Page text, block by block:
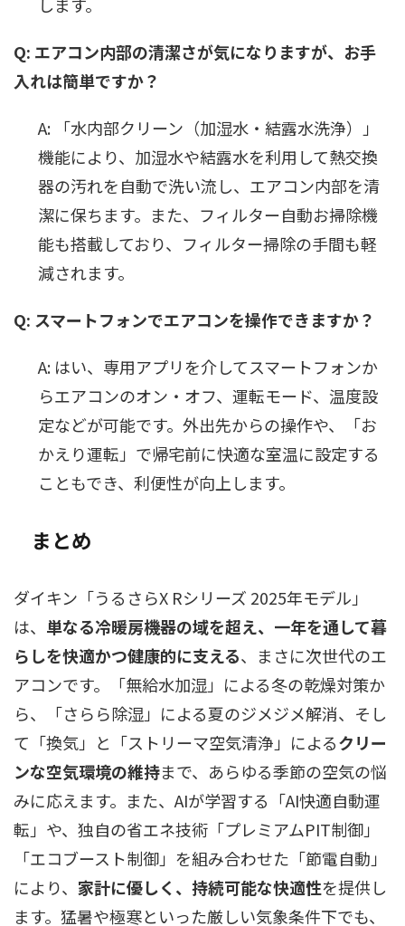
します。
Q: エアコン内部の清潔さが気になりますが、お手
入れは簡単ですか？
A: 「水内部クリーン（加湿水・結露水洗浄）」
機能により、加湿水や結露水を利用して熱交換
器の汚れを自動で洗い流し、エアコン内部を清
潔に保ちます。また、フィルター自動お掃除機
能も搭載しており、フィルター掃除の手間も軽
減されます。
Q: スマートフォンでエアコンを操作できますか？
A: はい、専用アプリを介してスマートフォンか
らエアコンのオン・オフ、運転モード、温度設
定などが可能です。外出先からの操作や、「お
かえり運転」で帰宅前に快適な室温に設定する
こともでき、利便性が向上します。
まとめ
ダイキン「うるさらX Rシリーズ 2025年モデル」
は、 単なる冷暖房機器の域を超え、一年を通して暮
らしを快適かつ健康的に支える、まさに次世代のエ
アコンです。「無給水加湿」による冬の乾燥対策か
ら、「さらら除湿」による夏のジメジメ解消、そし
て「換気」と「ストリーマ空気清浄」によるクリー
ンな空気環境の維持まで、あらゆる季節の空気の悩
みに応えます。また、AIが学習する「AI快適自動運
転」や、独自の省エネ技術「プレミアムPIT制御」
「エコブースト制御」を組み合わせた「節電自動」
により、 家計に優しく、持続可能な快適性を提供し
ます。猛暑や極寒といった厳しい気象条件下でも、